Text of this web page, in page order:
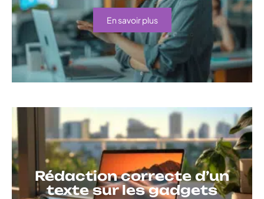
En savoir plus
Rédaction correcte d’un
texte sur les gadgets